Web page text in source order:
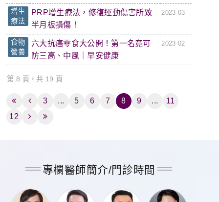
增生
療法
PRP增生療法，修復運動傷害所致
半月板損傷！
2023-03
食物
營養
六大抗癌零食大公開！第一名竟可
防三高、中風｜早安健康
2023-02
第 8 頁，共 19 頁
3 ... 5 6 7 8 9 ...
11
12
專欄醫師簡介/門診時間